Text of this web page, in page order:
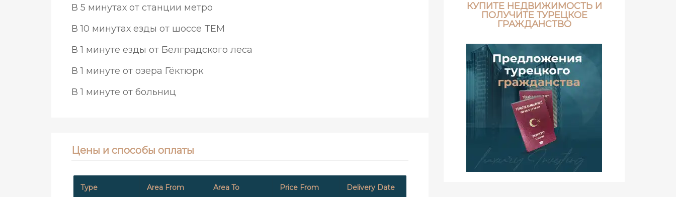
В 5 минутах от станции метро
В 10 минутах езды от шоссе TEM
В 1 минуте езды от Белградского леса
В 1 минуте от озера Гёктюрк
В 1 минуте от больниц
Цены и способы оплаты
Type Area From Area To Price From Delivery Date
КУПИТЕ НЕДВИЖИМОСТЬ И
ПОЛУЧИТЕ ТУРЕЦКОЕ
ГРАЖДАНСТВО